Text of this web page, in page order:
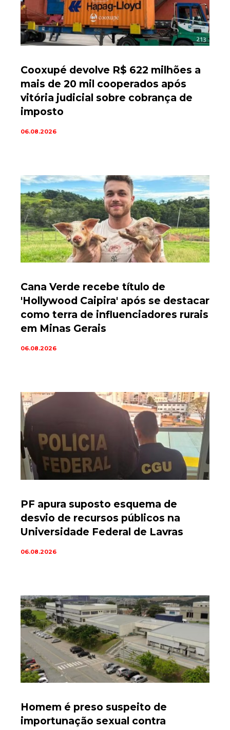
Cooxupé devolve R$ 622 milhões a
mais de 20 mil cooperados após
vitória judicial sobre cobrança de
imposto
06.08.2026
Cana Verde recebe título de
'Hollywood Caipira' após se destacar
como terra de influenciadores rurais
em Minas Gerais
06.08.2026
PF apura suposto esquema de
desvio de recursos públicos na
Universidade Federal de Lavras
06.08.2026
Homem é preso suspeito de
importunação sexual contra